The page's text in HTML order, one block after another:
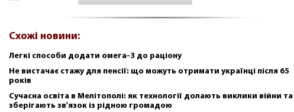
Схожі новини:
Легкі способи додати омега-3 до раціону
Не вистачає стажу для пенсії: що можуть отримати українці після 65
років
Сучасна освіта в Мелітополі: як технології долають виклики війни та
зберігають зв'язок із рідною громадою